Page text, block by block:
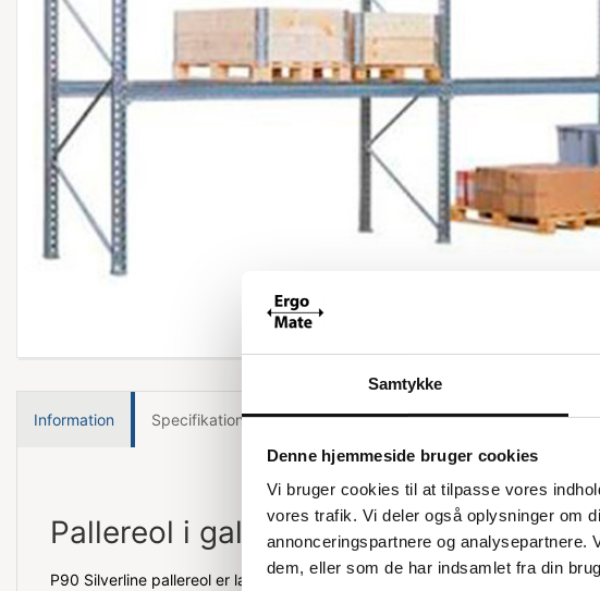
Samtykke
Denne hjemmeside bruger cookies
Vi bruger cookies til at tilpasse vores
vores trafik. Vi deler også oplysninger om
annonceringspartnere og analysepartnere.
dem, eller som de har indsamlet fra din
Information Specifikationer
Pallereol i galvaniseret materiale
P90 Silverline pallereol er lavet af galvaniseret materiale, hvilket gør den